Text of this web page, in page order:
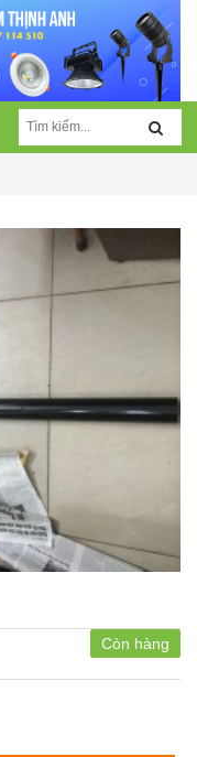
Còn hàng